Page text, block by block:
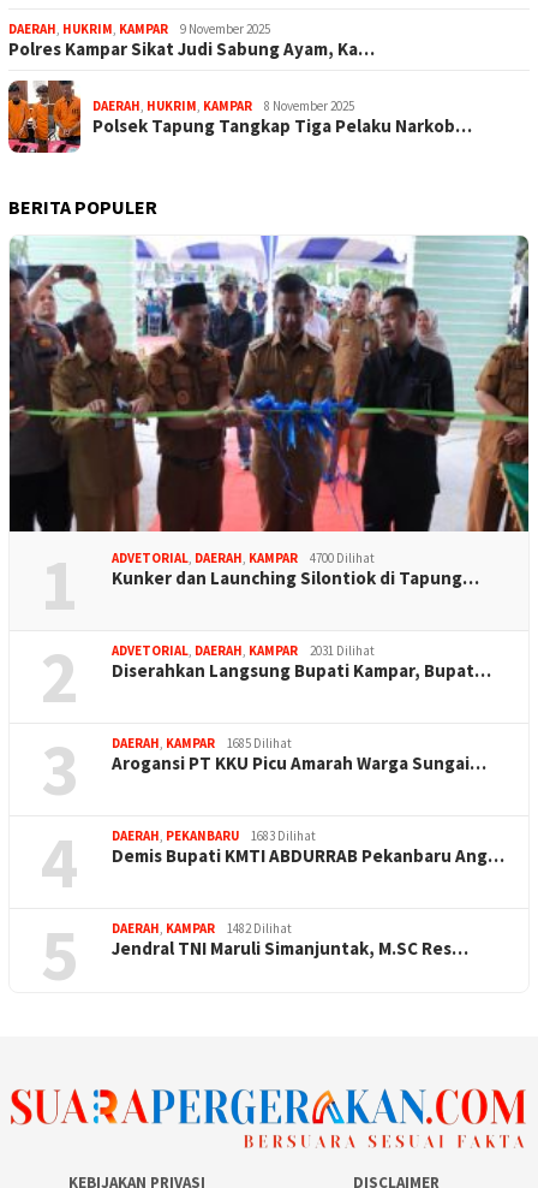
DAERAH HUKRIM KAMPAR 9 November 2025
Polres Kampar Sikat Judi Sabung Ayam, Ka…
DAERAH HUKRIM KAMPAR 8 November 2025
Polsek Tapung Tangkap Tiga Pelaku Narkob…
BERITA POPULER
1 ADVETORIAL DAERAH KAMPAR 4700 Dilihat
Kunker dan Launching Silontiok di Tapung…
2 ADVETORIAL DAERAH KAMPAR 2031 Dilihat
Diserahkan Langsung Bupati Kampar, Bupat…
3 DAERAH KAMPAR 1685 Dilihat
Arogansi PT KKU Picu Amarah Warga Sungai…
4 DAERAH PEKANBARU 1683 Dilihat
Demis Bupati KMTI ABDURRAB Pekanbaru Ang…
5 DAERAH KAMPAR 1482 Dilihat
Jendral TNI Maruli Simanjuntak, M.SC Res…
KEBIJAKAN PRIVASI DISCLAIMER